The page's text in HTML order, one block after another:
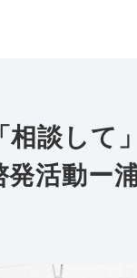
埼玉
相談して
活動ー